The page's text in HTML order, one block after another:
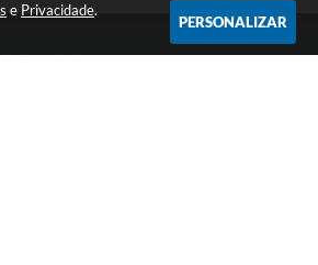
e Privacidade.
PERSONALIZAR
(14) 33871900